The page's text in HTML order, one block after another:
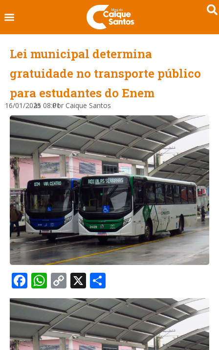
Lei municipal determina
gratuidade no transporte público
para estudantes do Enem
16/01/2025
às 08:01
Por Caique Santos
Facebook
WhatsApp
Copy
Link
X